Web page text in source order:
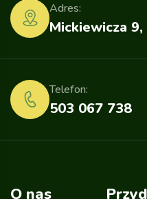
Mickiewicza
Adres:
503 067 738
Telefon:
O nas